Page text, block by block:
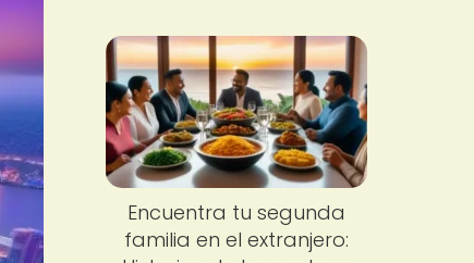
Encuentra tu segunda
familia en el extranjero: